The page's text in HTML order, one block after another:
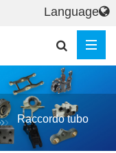
Raccordo tubo
Language